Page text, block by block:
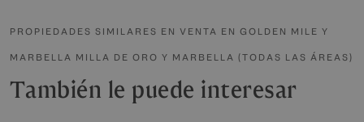
PROPIEDADES SIMILARES EN VENTA EN GOLDEN MILE Y
MARBELLA MILLA DE ORO Y MARBELLA (TODAS LAS ÁREAS)
También le puede interesar